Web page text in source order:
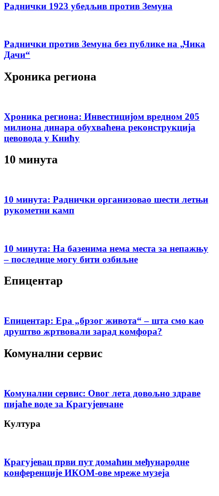
Раднички 1923 убедљив против Земуна
Раднички против Земуна без публике на „Чика
Дачи“
Хроника региона
Хроника региона: Инвестицијом вредном 205
милиона динара обухваћена реконструкција
цевовода у Книћу
10 минута
10 минута: Раднички организовао шести летњи
рукометни камп
10 минута: На базенима нема места за непажњу
– последице могу бити озбиљне
Епицентар
Епицентар: Ера „брзог живота“ – шта смо као
друштво жртвовали зарад комфора?
Комунални сервис
Комунални сервис: Овог лета довољно здраве
пијаће воде за Крагујевчане
Култура
Крагујевац први пут домаћин међународне
конференције ИКОМ-ове мреже музеја